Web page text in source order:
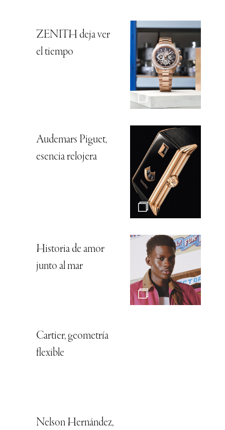
ZENITH deja ver
el tiempo
Audemars Piguet,
esencia relojera
Historia de amor
junto al mar
Cartier, geometría
flexible
Nelson Hernández,